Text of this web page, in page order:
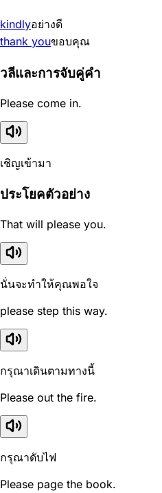
kindlyอย่างดี
thank youขอบคุณ
วลีและการจับคู่คำ
Please come in.
เชิญเข้ามา
ประโยคตัวอย่าง
That will please you.
นั่นจะทำให้คุณพอใจ
please step this way.
กรุณาเดินตามทางนี้
Please out the fire.
กรุณาดับไฟ
Please page the book.